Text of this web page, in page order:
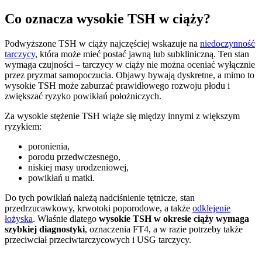
Co oznacza wysokie TSH w ciąży?
Podwyższone TSH w ciąży najczęściej wskazuje na niedoczynność
tarczycy, która może mieć postać jawną lub subkliniczną. Ten stan
wymaga czujności – tarczycy w ciąży nie można oceniać wyłącznie
przez pryzmat samopoczucia. Objawy bywają dyskretne, a mimo to
wysokie TSH może zaburzać prawidłowego rozwoju płodu i
zwiększać ryzyko powikłań położniczych.
Za wysokie stężenie TSH wiąże się między innymi z większym
ryzykiem:
poronienia,
porodu przedwczesnego,
niskiej masy urodzeniowej,
powikłań u matki.
Do tych powikłań należą nadciśnienie tętnicze, stan
przedrzucawkowy, krwotoki poporodowe, a także odklejenie
łożyska. Właśnie dlatego wysokie TSH w okresie ciąży wymaga
szybkiej diagnostyki, oznaczenia FT4, a w razie potrzeby także
przeciwciał przeciwtarczycowych i USG tarczycy.